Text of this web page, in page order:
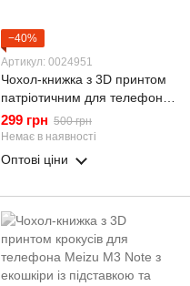
−40%
Артикул: 0024951
Чохол-книжка з 3D принтом
патріотичним для телефона
Meizu M3 Note з екошкіри із
підставкою та магнітом
бордова gd2
299 грн 500 грн
Немає в наявності
Оптові ціни